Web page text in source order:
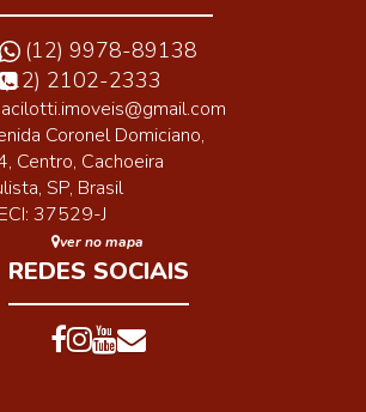
(12) 9978-89138
(12) 2102-2333
Coronel Domiciano,
, Centro, Cachoeira
, SP, Brasil
37529-J
ver no mapa
REDES SOCIAIS